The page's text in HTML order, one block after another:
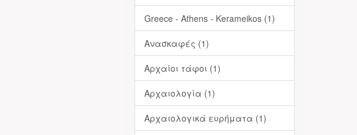
Greece - Athens - Kerameikos (1)
Ανασκαφές (1)
Αρχαίοι τάφοι (1)
Αρχαιολογία (1)
Αρχαιολογικά ευρήματα (1)